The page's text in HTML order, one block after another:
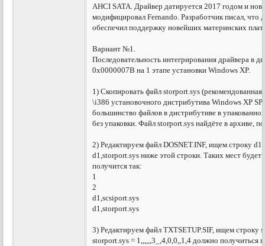
AHCI SATA. Драйвер датируется 2017 годом и
модифицировал Fernando. Разработчик писал, что
обеспечил поддержку новейших материнских
Вариант №1.
Последовательность интегрирования драйвера в
0x0000007B на 1 этапе установки Windows XP.
1) Скопировать файл storport.sys
\i386 установочного дистрибутива Windows XP
большинство файлов в дистрибутиве в
без упаковки. Файл storport.sys найдёте в архиве,
2) Редактируем файл DOSNET.INF, ищем строку
d1,storport.sys ниже этой строки. Таких мест будет
получится так:
1
2
d1,scsiport.sys
d1,storport.sys
3) Редактируем файл TXTSETUP.SIF, ищем строку
storport.sys = 1,,,,,,3_,4,0,0,,1,4 должно получиться